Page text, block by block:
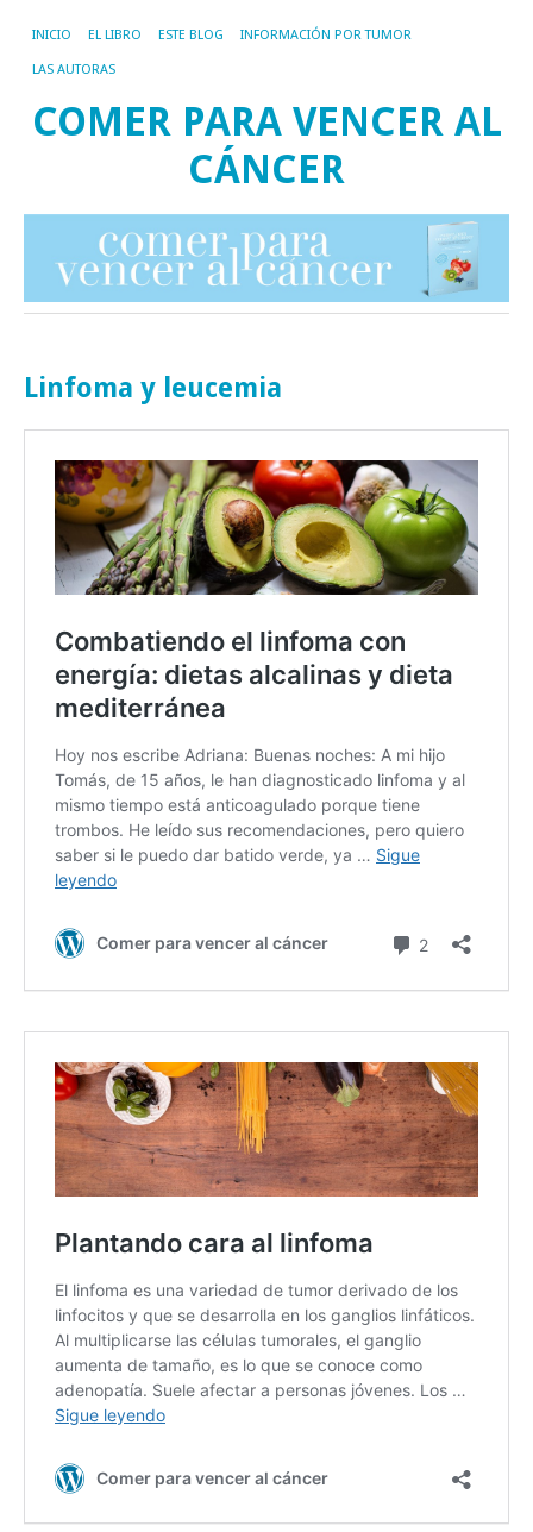
INICIO EL LIBRO ESTE BLOG INFORMACIÓN POR TUMOR
LAS AUTORAS
COMER PARA VENCER AL
CÁNCER
Linfoma y leucemia